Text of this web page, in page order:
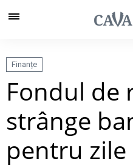
Finanțe
Fondul de
strânge
pentru zile